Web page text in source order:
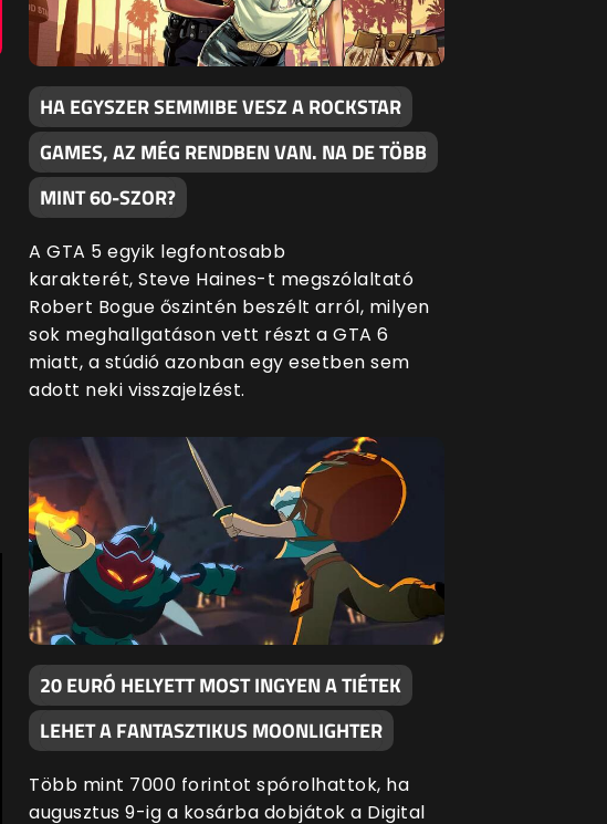
HA EGYSZER SEMMIBE VESZ A ROCKSTAR
GAMES, AZ MÉG RENDBEN VAN. NA DE TÖBB
MINT 60-SZOR?
A GTA 5 egyik legfontosabb
karakterét, Steve Haines-t megszólaltató
Robert Bogue őszintén beszélt arról, milyen
sok meghallgatáson vett részt a GTA 6
miatt, a stúdió azonban egy esetben sem
adott neki visszajelzést.
20 EURÓ HELYETT MOST INGYEN A TIÉTEK
LEHET A FANTASZTIKUS MOONLIGHTER
Több mint 7000 forintot spórolhattok, ha
augusztus 9-ig a kosárba dobjátok a Digital